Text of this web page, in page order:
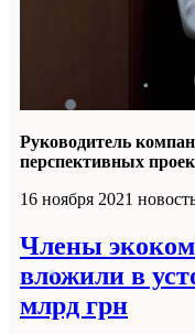
Руководитель
перспективных
16 ноября 2021
Члены
вложили в
млрд грн